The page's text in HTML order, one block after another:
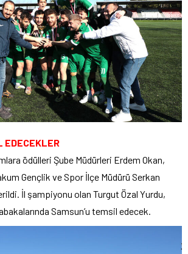
EDECEKLER
ödülleri Şube Müdürleri Erdem Okan,
Gençlik ve Spor İlçe Müdürü Serkan
İl şampiyonu olan Turgut Özal Yurdu,
Samsun’u temsil edecek.